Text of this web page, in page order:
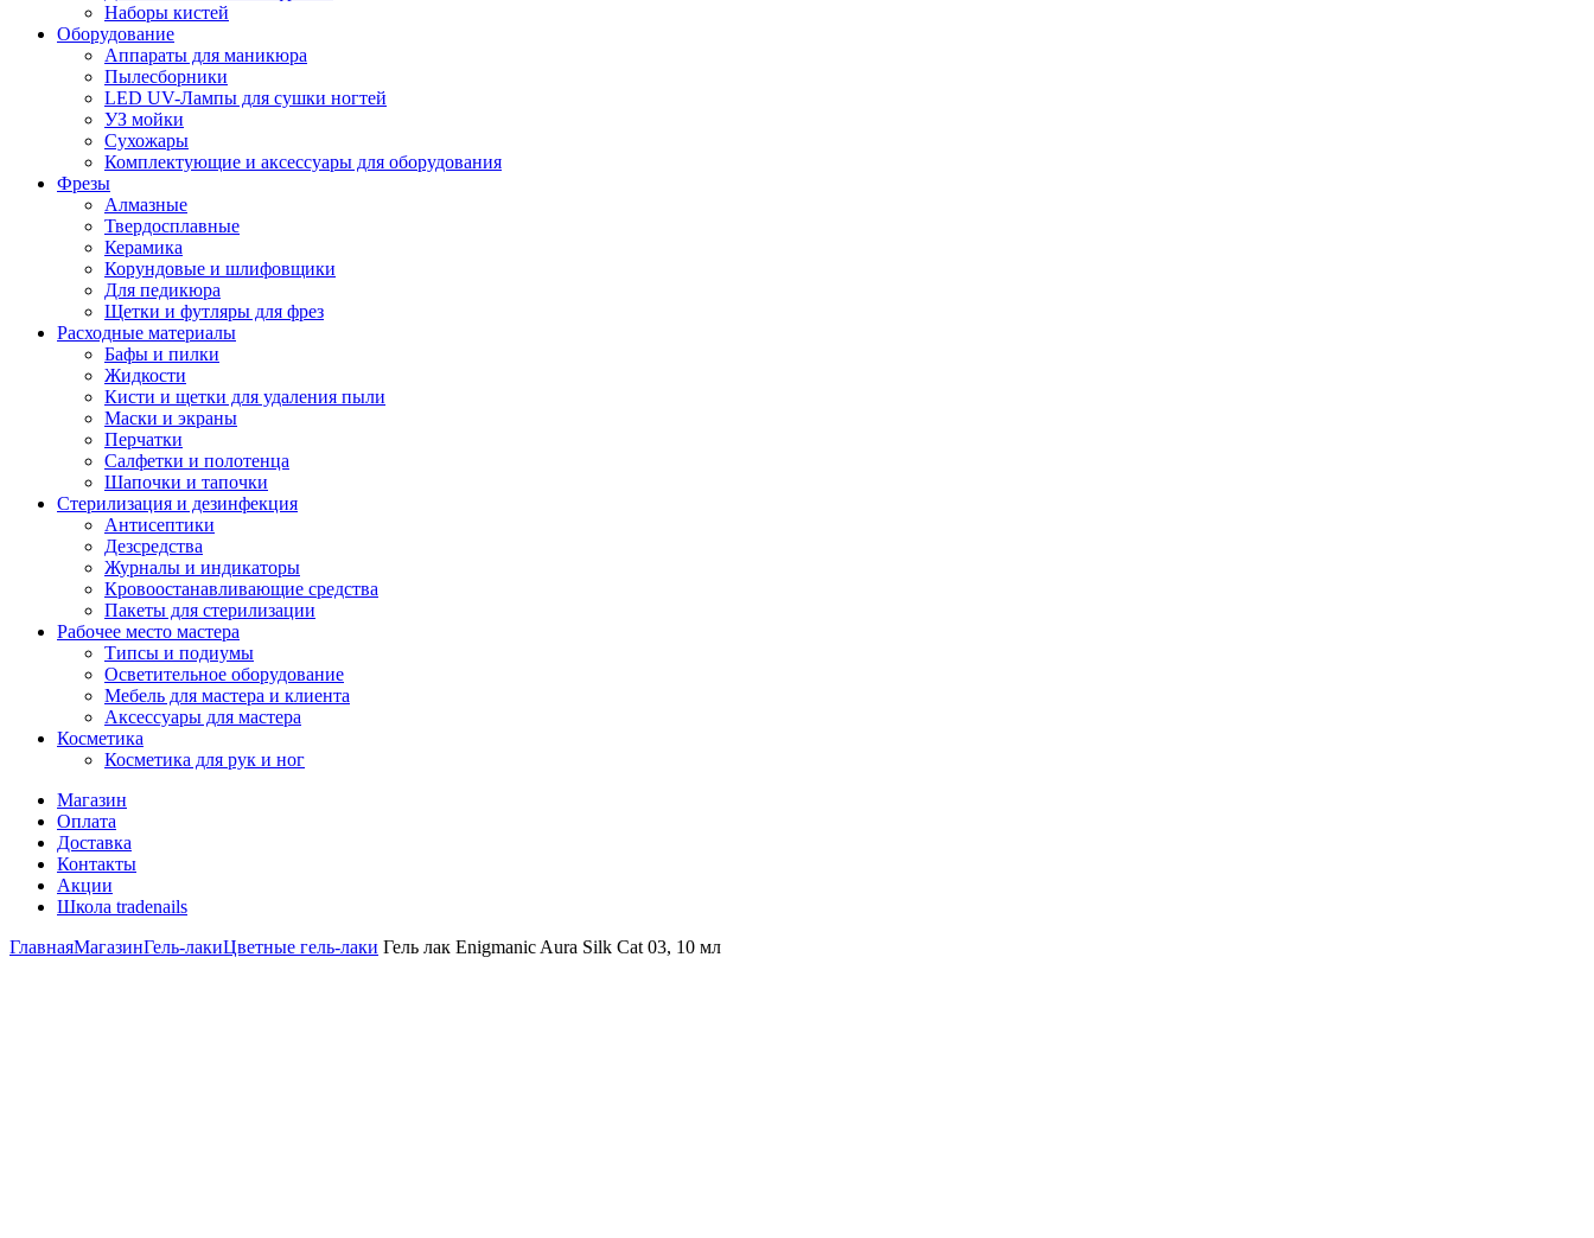
Наборы кистей
Оборудование
Аппараты для маникюра
Пылесборники
LED UV-Лампы для сушки ногтей
УЗ мойки
Сухожары
Комплектующие и аксессуары для оборудования
Фрезы
Алмазные
Твердосплавные
Керамика
Корундовые и шлифовщики
Для педикюра
Щетки и футляры для фрез
Расходные материалы
Бафы и пилки
Жидкости
Кисти и щетки для удаления пыли
Маски и экраны
Перчатки
Салфетки и полотенца
Шапочки и тапочки
Стерилизация и дезинфекция
Антисептики
Дезсредства
Журналы и индикаторы
Кровоостанавливающие средства
Пакеты для стерилизации
Рабочее место мастера
Типсы и подиумы
Осветительное оборудование
Мебель для мастера и клиента
Аксессуары для мастера
Косметика
Косметика для рук и ног
Магазин
Оплата
Доставка
Контакты
Акции
Школа tradenails
ГлавнаяМагазинГель-лакиЦветные гель-лаки Гель лак Enigmanic Aura Silk Cat 03, 10 мл